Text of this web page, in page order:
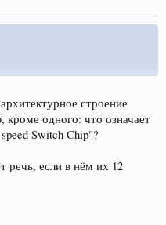
строение
одного: что означает
Switch Chip"?
речь, если в нём их 12